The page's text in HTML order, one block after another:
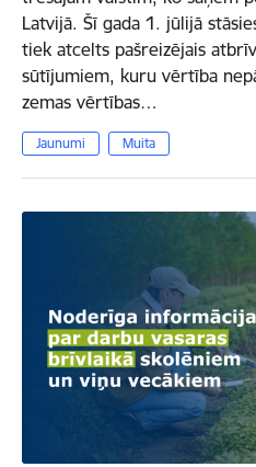
Latvijā. Šī gada 1. jūlijā
tiek atcelts pašreizējais
sūtījumiem, kuru vērtība
zemas vērtības…
Jaunumi Muita